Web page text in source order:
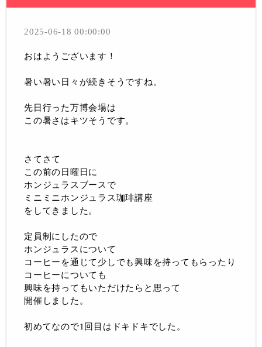
2025-06-18 00:00:00
おはようございます！
暑い暑い日々が続きそうですね。
先日行った万博会場は
この暑さはキツそうです。
さてさて
この前の日曜日に
ホンジュラスブースで
ミニミニホンジュラス珈琲講座
をしてきました。
定員制にしたので
ホンジュラスについて
コーヒーを通じて少しでも興味を持ってもらったり
コーヒーについても
興味を持ってもいただけたらと思って
開催しました。
初めてなので1回目はドキドキでした。